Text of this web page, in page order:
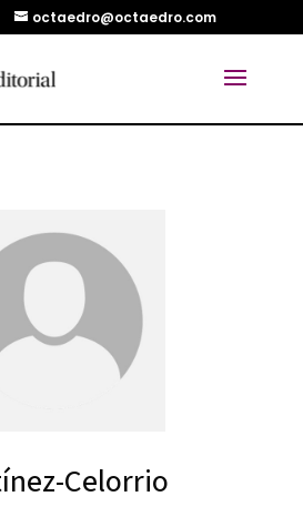
octaedro@octaedro.com
Celorrio